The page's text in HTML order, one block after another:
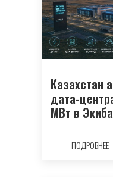
Казахстан
дата-
МВт в
ПОДРОБНЕЕ